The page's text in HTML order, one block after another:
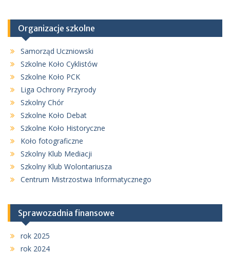
Organizacje szkolne
Samorząd Uczniowski
Szkolne Koło Cyklistów
Szkolne Koło PCK
Liga Ochrony Przyrody
Szkolny Chór
Szkolne Koło Debat
Szkolne Koło Historyczne
Koło fotograficzne
Szkolny Klub Mediacji
Szkolny Klub Wolontariusza
Centrum Mistrzostwa Informatycznego
Sprawozadnia finansowe
rok 2025
rok 2024